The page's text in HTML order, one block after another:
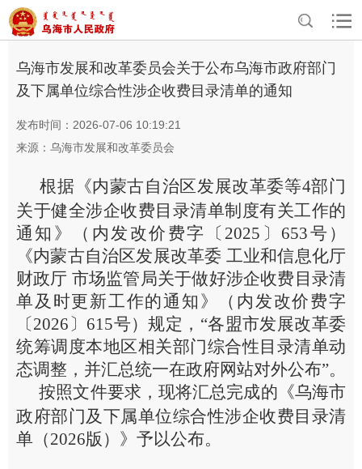
首页>政务公开 > 基本信息公开
乌海市发展和改革委员会关于公布乌海市政府部门
及下属单位综合性涉企收费目录清单的通知
发布时间：2026-07-06 10:19:21
来源：乌海市发展和改革委员会
根据《内蒙古自治区发展改革委等4部门
关于健全涉企收费目录清单制度有关工作的
通知 》（内发改价费字〔 2025 〕 653号）
《内蒙古自治区发展改革委 工业和信息化厅
财政厅 市场监管局关于做好涉企收费目录清
单及时更新工作的通知》（内发改价费字
〔2026 〕 615号）规定，“各盟市发展改革委
统筹调度本地区相关部门综合性目录清单动
态调整，并汇总统一在政府网站对外公布”。
按照文件要求，现将汇总完成的《乌海市
政府部门及下属单位综合性涉企收费目录清
单（2026版）》予以公布。